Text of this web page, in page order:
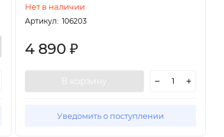
Нет в наличии
Артикул: 106203
4 890 ₽
В корзину
Уведомить о поступлении